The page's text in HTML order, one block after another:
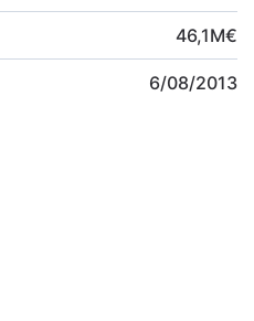
46,1M€
6/08/2013